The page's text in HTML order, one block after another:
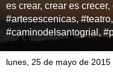
es crear, crear es
#artesescenicas,
#caminodelsantogrial,
lunes, 25 de mayo de 2015